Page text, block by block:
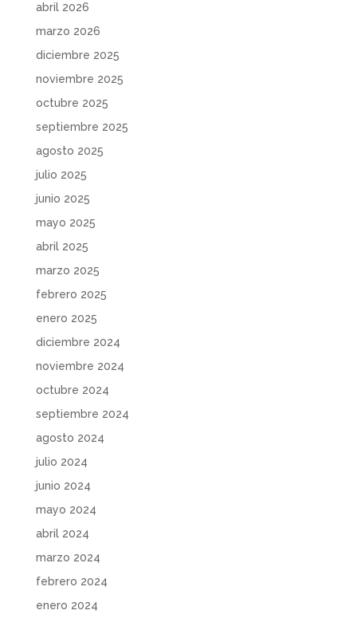
abril 2026
marzo 2026
diciembre 2025
noviembre 2025
octubre 2025
septiembre 2025
agosto 2025
julio 2025
junio 2025
mayo 2025
abril 2025
marzo 2025
febrero 2025
enero 2025
diciembre 2024
noviembre 2024
octubre 2024
septiembre 2024
agosto 2024
julio 2024
junio 2024
mayo 2024
abril 2024
marzo 2024
febrero 2024
enero 2024